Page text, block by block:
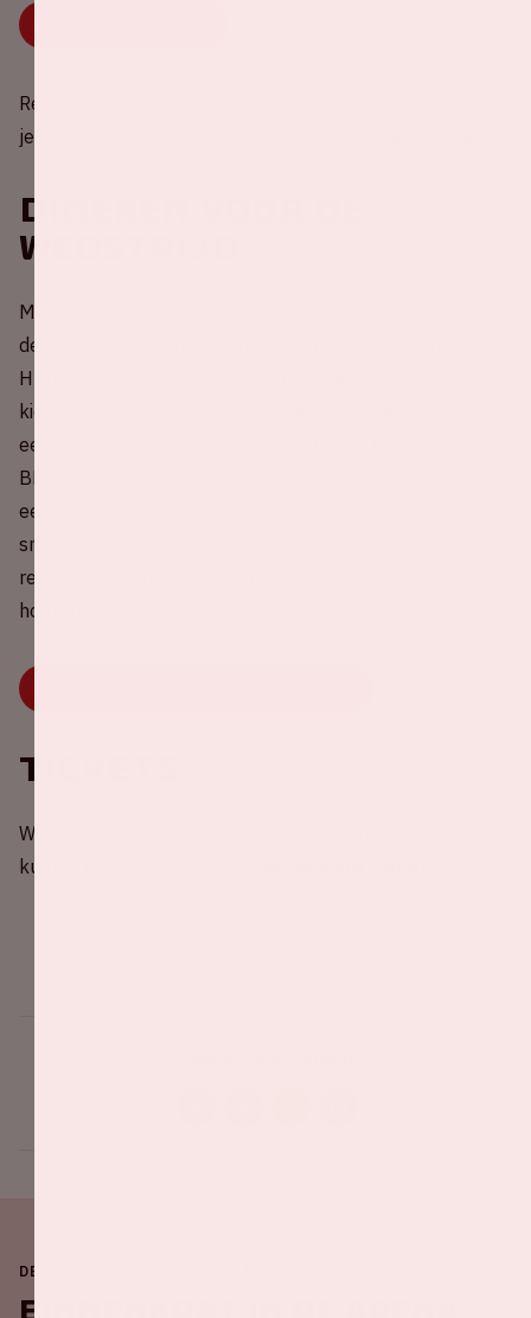
Reis je liever op een andere manier naar de ArenA? Plan
je reis dan zo duurzaam mogelijk via onze
Dineren voor de
wedstrijd
Maak jouw dag compleet en kom gezellig dineren voor
de wedstrijd. In samenwerking met topklasse cateraar
Hutten zijn er drie toffe concepten waar je uit kunt
kiezen met één gemene deler: een culinaire avond op
een unieke locatie. Met de concepten By Lute, BAUT en
BRKLN is er voor ieder wat wils. Van high-end dining in
een ontspannen setting tot het beproefde en
smaakvolle BRKLN concept mét spectaculair uitzicht. De
restaurants zijn toegankelijk voor bezoekers op de
hoofdtribune.
Tickets
Wil je aanwezig zijn bij een thuiswedstrijd van Ajax? Je
kunt je tickets bestellen via
DE JOHAN CRUIJFF ARENA IS ALTIJD IN BEWEGING